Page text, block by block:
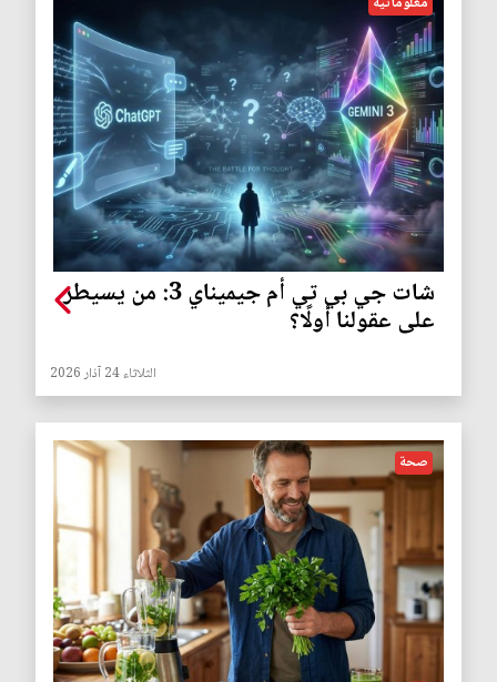
شات جي بي تي أم جيميناي 3: من يسيطر
على عقولنا أولًا؟
الثلاثاء 24 آذار 2026
صحة